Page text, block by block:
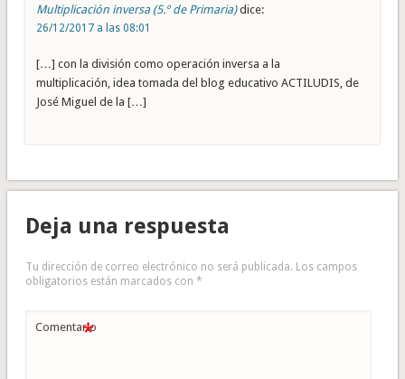
Multiplicación inversa (5.º de Primaria) dice:
26/12/2017 a las 08:01
[…] con la división como operación inversa a la
multiplicación, idea tomada del blog educativo ACTILUDIS, de
José Miguel de la […]
Deja una respuesta
Tu dirección de correo electrónico no será publicada. Los campos
obligatorios están marcados con *
Comentario
*